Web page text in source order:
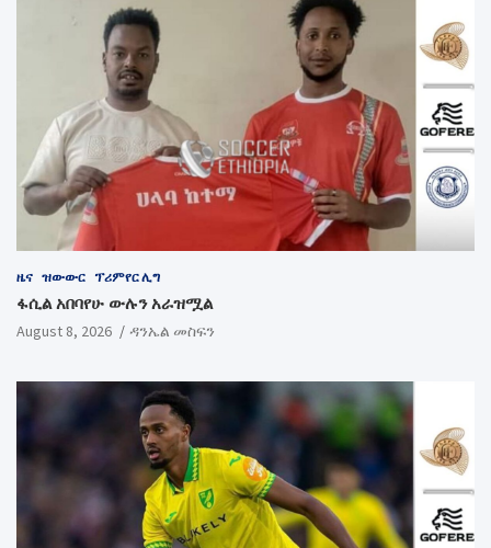
ዜና ዝውውር ፕሪምየር ሊግ
ፋሲል አበባየሁ ውሉን አራዝሟል
August 8, 2026 ዳንኤል መስፍን